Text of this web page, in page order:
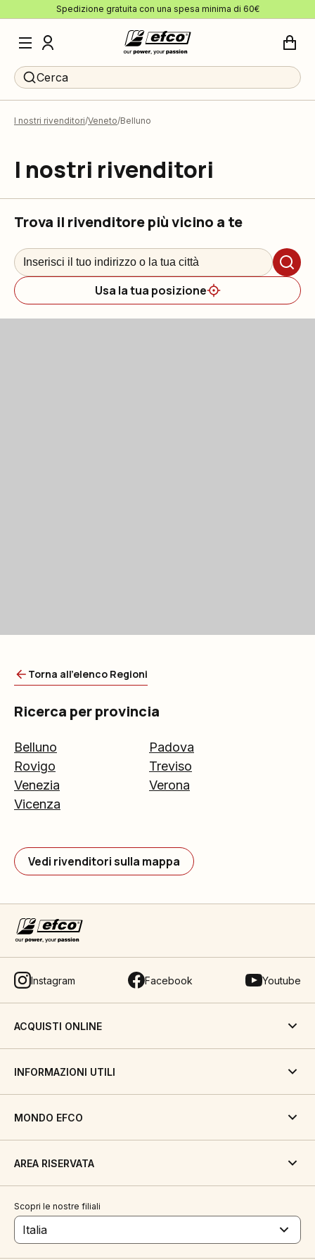
Spedizione gratuita con una spesa minima di 60€
Cerca
I nostri rivenditori Veneto Belluno
I nostri rivenditori
Trova il rivenditore più vicino a te
Usa la tua posizione
Torna all'elenco Regioni
Ricerca per provincia
Belluno
Padova
Rovigo
Treviso
Venezia
Verona
Vicenza
Vedi rivenditori sulla mappa
Instagram Facebook Youtube
ACQUISTI ONLINE
INFORMAZIONI UTILI
MONDO EFCO
AREA RISERVATA
Scopri le nostre filiali
Italia